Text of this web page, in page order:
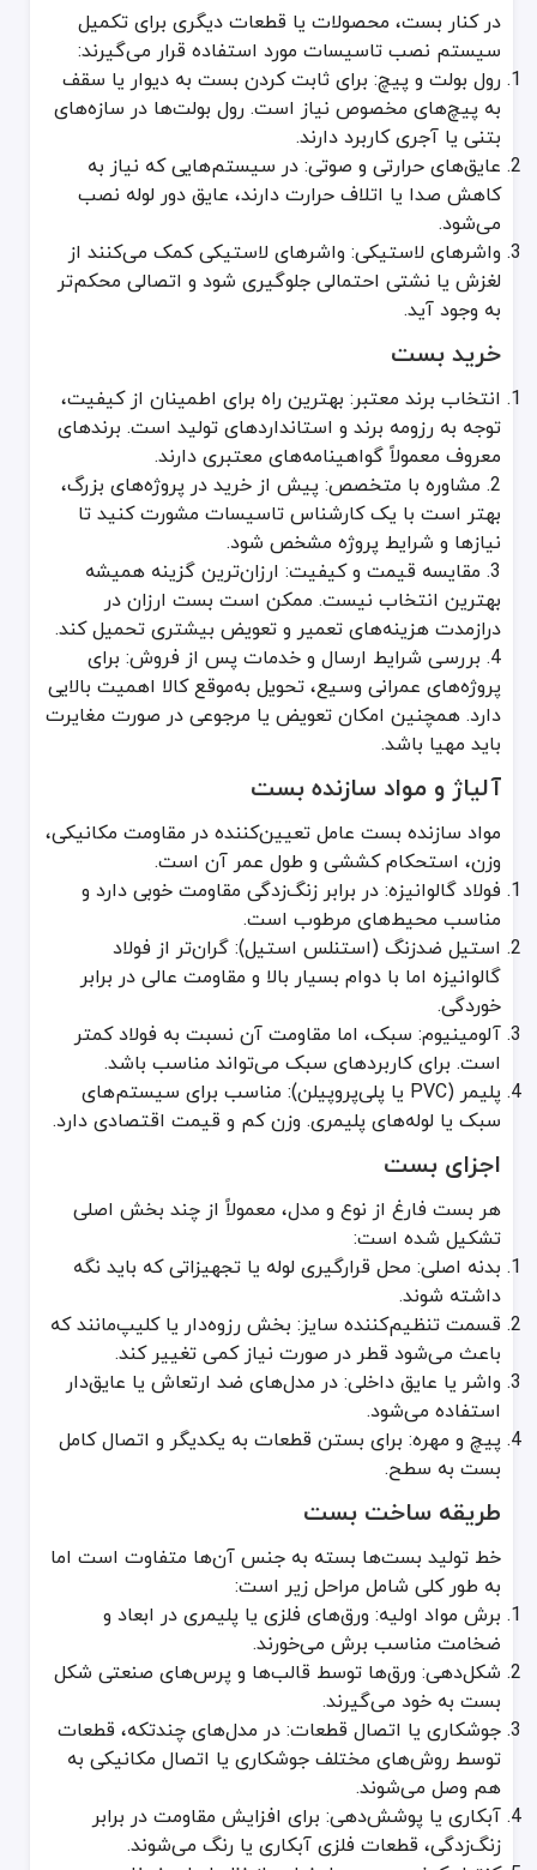
در کنار بست، محصولات یا قطعات دیگری برای تکمیل
سیستم نصب تاسیسات مورد استفاده قرار می‌گیرند:
رول بولت و پیچ: برای ثابت کردن بست به دیوار یا سقف
به پیچ‌های مخصوص نیاز است. رول بولت‌ها در سازه‌های
بتنی یا آجری کاربرد دارند.
عایق‌های حرارتی و صوتی: در سیستم‌هایی که نیاز به
کاهش صدا یا اتلاف حرارت دارند، عایق دور لوله نصب
می‌شود.
واشرهای لاستیکی: واشرهای لاستیکی کمک می‌کنند از
لغزش یا نشتی احتمالی جلوگیری شود و اتصالی محکم‌تر
به وجود آید.
خرید بست
انتخاب برند معتبر: بهترین راه برای اطمینان از کیفیت،
توجه به رزومه برند و استانداردهای تولید است. برندهای
معروف معمولاً گواهینامه‌های معتبری دارند.
2. مشاوره با متخصص: پیش از خرید در پروژه‌های بزرگ،
بهتر است با یک کارشناس تاسیسات مشورت کنید تا
نیازها و شرایط پروژه مشخص شود.
3. مقایسه قیمت و کیفیت: ارزان‌ترین گزینه همیشه
بهترین انتخاب نیست. ممکن است بست ارزان در
درازمدت هزینه‌های تعمیر و تعویض بیشتری تحمیل کند.
4. بررسی شرایط ارسال و خدمات پس از فروش: برای
پروژه‌های عمرانی وسیع، تحویل به‌موقع کالا اهمیت بالایی
دارد. همچنین امکان تعویض یا مرجوعی در صورت مغایرت
باید مهیا باشد.
آلیاژ و مواد سازنده بست
مواد سازنده بست عامل تعیین‌کننده در مقاومت مکانیکی،
وزن، استحکام کششی و طول عمر آن است.
فولاد گالوانیزه: در برابر زنگ‌زدگی مقاومت خوبی دارد و
مناسب محیط‌های مرطوب است.
استیل ضدزنگ (استنلس استیل): گران‌تر از فولاد
گالوانیزه اما با دوام بسیار بالا و مقاومت عالی در برابر
خوردگی.
آلومینیوم: سبک، اما مقاومت آن نسبت به فولاد کمتر
است. برای کاربردهای سبک می‌تواند مناسب باشد.
پلیمر (PVC یا پلی‌پروپیلن): مناسب برای سیستم‌های
سبک یا لوله‌های پلیمری. وزن کم و قیمت اقتصادی دارد.
اجزای بست
هر بست فارغ از نوع و مدل، معمولاً از چند بخش اصلی
تشکیل شده است:
بدنه اصلی: محل قرارگیری لوله یا تجهیزاتی که باید نگه
داشته شوند.
قسمت تنظیم‌کننده سایز: بخش رزوه‌دار یا کلیپ‌مانند که
باعث می‌شود قطر در صورت نیاز کمی تغییر کند.
واشر یا عایق داخلی: در مدل‌های ضد ارتعاش یا عایق‌دار
استفاده می‌شود.
پیچ و مهره: برای بستن قطعات به یکدیگر و اتصال کامل
بست به سطح.
طریقه ساخت بست
خط تولید بست‌ها بسته به جنس آن‌ها متفاوت است اما
به طور کلی شامل مراحل زیر است:
برش مواد اولیه: ورق‌های فلزی یا پلیمری در ابعاد و
ضخامت مناسب برش می‌خورند.
شکل‌دهی: ورق‌ها توسط قالب‌ها و پرس‌های صنعتی شکل
بست به خود می‌گیرند.
جوشکاری یا اتصال قطعات: در مدل‌های چندتکه، قطعات
توسط روش‌های مختلف جوشکاری یا اتصال مکانیکی به
هم وصل می‌شوند.
آبکاری یا پوشش‌دهی: برای افزایش مقاومت در برابر
زنگ‌زدگی، قطعات فلزی آبکاری یا رنگ می‌شوند.